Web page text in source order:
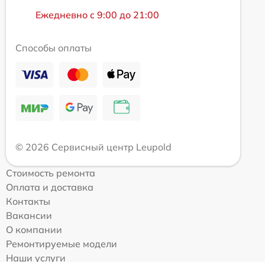
Ежедневно с 9:00 до 21:00
Способы оплаты
© 2026 Сервисный центр Leupold
Стоимость ремонта
Оплата и доставка
Контакты
Вакансии
О компании
Ремонтируемые модели
Наши услуги